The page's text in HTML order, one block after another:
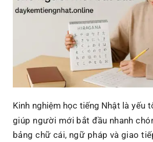
Hệ
Kinh nghiệm học tiếng Nhật là yếu
giúp người mới bắt đầu nhanh
bảng chữ cái, ngữ pháp và giao